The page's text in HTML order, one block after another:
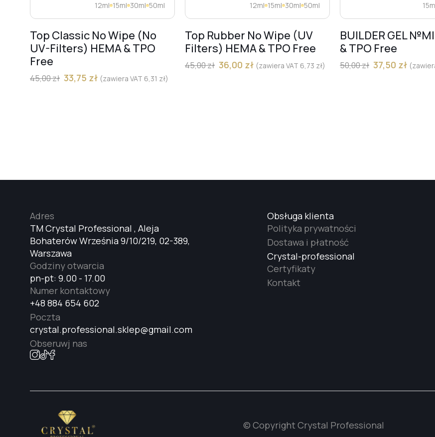
12ml 15ml 30ml 50ml
Top Classic No Wipe (No
UV-Filters) HEMA & TPO
Free
45,00zł 33,75 zł (zawiera VAT 6,31 zł)
12ml 15ml 30ml 50ml
Top Rubber No Wipe (UV
Filters) HEMA & TPO Free
45,00zł 36,00 zł (zawiera VAT 6,73 zł)
BUILDER GEL
& TPO Free
50,00zł 37,50 zł
TM Crystal Professional , Aleja
Bohaterów Września 9/10/219, 02-389,
Warszawa
Adres
pn-pt: 9.00 - 17.00
Godziny otwarcia
+48 884 654 602
Numer kontaktowy
crystal.professional.sklep@gmail.com
Poczta
Obseruwj nas
Obsługa klienta
Polityka prywatności
Dostawa i płatność
Crystal-professional
Certyfikaty
Kontakt
© Copyright Crystal Professional